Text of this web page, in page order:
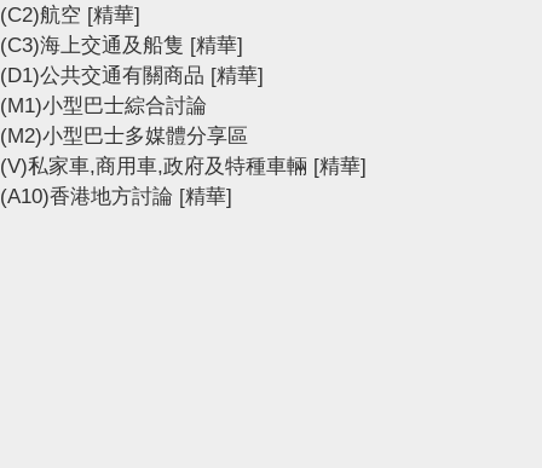
(C2)航空 [精華]
(C3)海上交通及船隻 [精華]
(D1)公共交通有關商品 [精華]
(M1)小型巴士綜合討論
(M2)小型巴士多媒體分享區
(V)私家車,商用車,政府及特種車輛 [精華]
(A10)香港地方討論 [精華]